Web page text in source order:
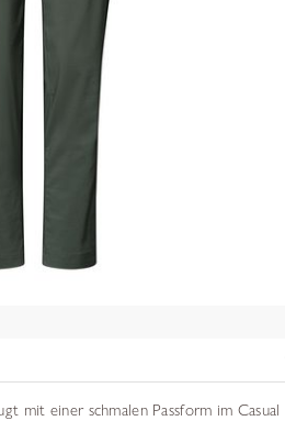
mit einer schmalen Passform im Casual